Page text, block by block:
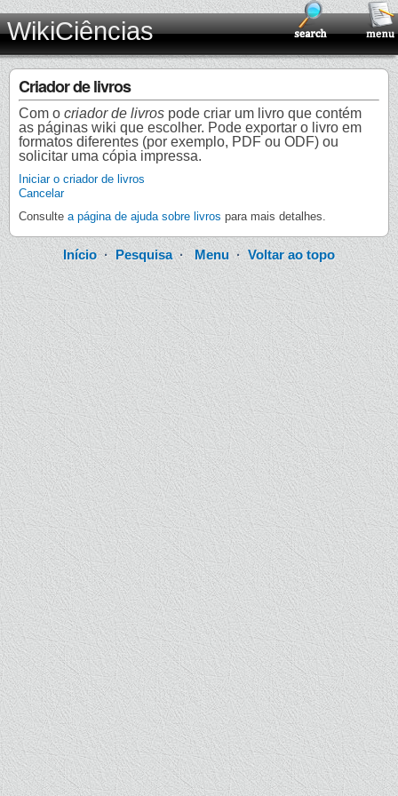
WikiCiências
Criador de livros
Com o criador de livros pode criar um livro que contém
as páginas wiki que escolher. Pode exportar o livro em
formatos diferentes (por exemplo, PDF ou ODF) ou
solicitar uma cópia impressa.
Iniciar o criador de livros
Cancelar
Consulte a página de ajuda sobre livros para mais detalhes.
Início· Pesquisa·Menu · Voltar ao topo